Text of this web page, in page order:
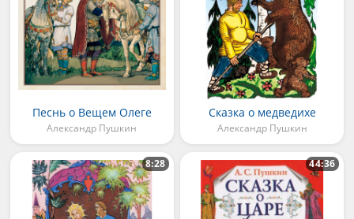
Песнь о Вещем Олеге
Александр Пушкин
Сказка о медведихе
Александр Пушкин
8:28 44:36